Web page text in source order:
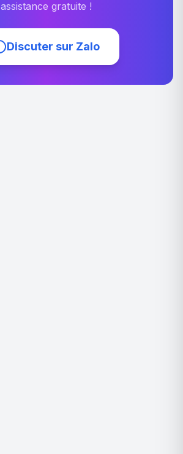
assistance gratuite !
Discuter sur Zalo